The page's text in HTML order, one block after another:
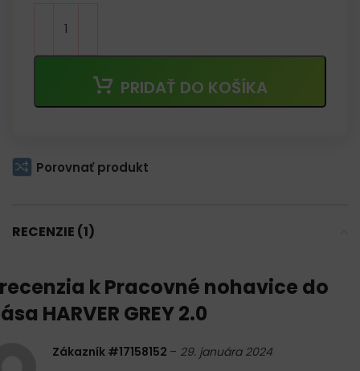
PRIDAŤ DO KOŠÍKA
Porovnať produkt
RECENZIE (1)
recenzia kPracovné nohavice do
HARVER GREY 2.0
Zákazník #17158152 – 29. januára 2024